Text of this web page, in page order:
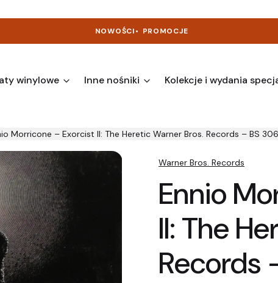
NOWOŚCI• PROMOCJE
winylowe Inne nośniki Kolekcje i wydania
Morricone – Exorcist II: The Heretic Warner Bros. Records – BS
Warner Bros. Records
Ennio
II: The
Records